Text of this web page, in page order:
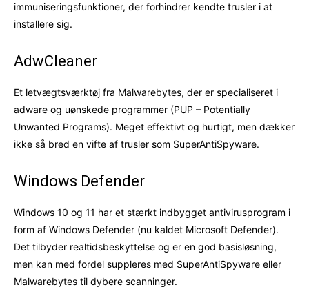
immuniseringsfunktioner, der forhindrer kendte trusler i at
installere sig.
AdwCleaner
Et letvægtsværktøj fra Malwarebytes, der er specialiseret i
adware og uønskede programmer (PUP – Potentially
Unwanted Programs). Meget effektivt og hurtigt, men dækker
ikke så bred en vifte af trusler som SuperAntiSpyware.
Windows Defender
Windows 10 og 11 har et stærkt indbygget antivirusprogram i
form af Windows Defender (nu kaldet Microsoft Defender).
Det tilbyder realtidsbeskyttelse og er en god basisløsning,
men kan med fordel suppleres med SuperAntiSpyware eller
Malwarebytes til dybere scanninger.